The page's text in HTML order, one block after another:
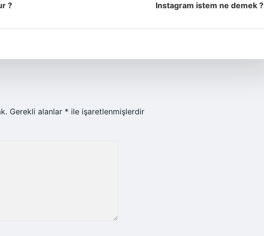
? Instagram istem ne demek ?
Gerekli alanlar * ile işaretlenmişlerdir